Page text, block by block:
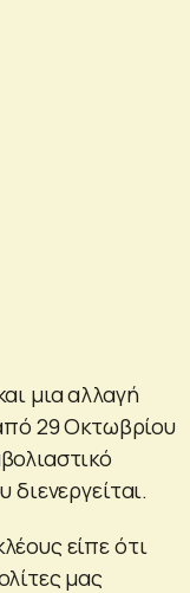
μια αλλαγή
29 Οκτωβρίου
είπε ότι
μας